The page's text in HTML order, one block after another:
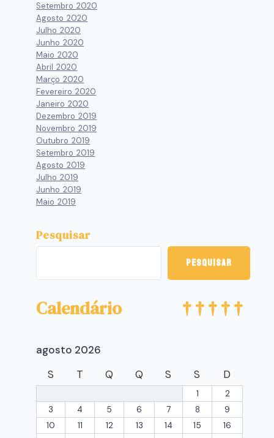
Setembro 2020
Agosto 2020
Julho 2020
Junho 2020
Maio 2020
Abril 2020
Março 2020
Fevereiro 2020
Janeiro 2020
Dezembro 2019
Novembro 2019
Outubro 2019
Setembro 2019
Agosto 2019
Julho 2019
Junho 2019
Maio 2019
Pesquisar
Pesquisar
Calendário
agosto 2026
S
T Q Q S S D
1
2
3
4 5 6 7 8
9
10
11 12 13 14 15
16